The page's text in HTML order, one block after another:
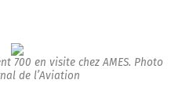
700 en visite chez AMES. Photo
de l’Aviation